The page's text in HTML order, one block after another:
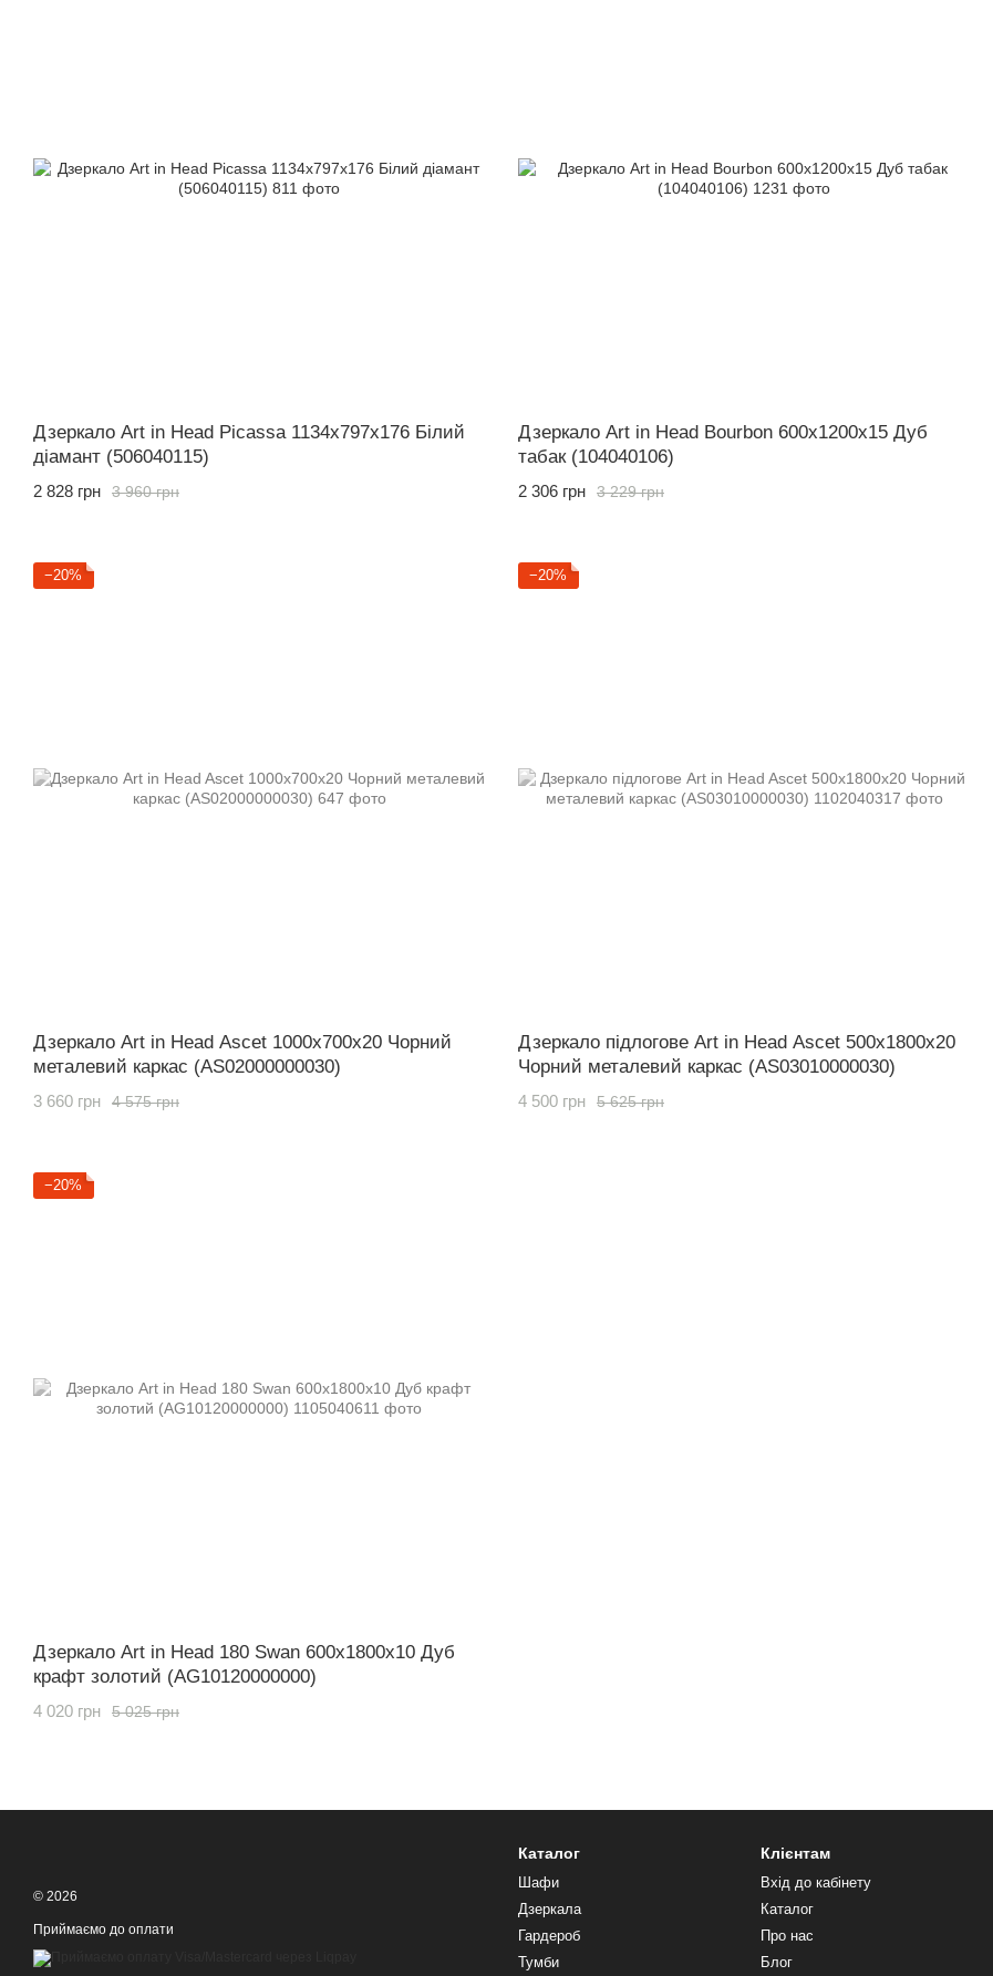
Дзеркало Art in Head Picassa 1134x797x176 Білий
діамант (506040115)
3 960 грн
2 828 грн
Дзеркало Art in Head Bourbon 600x1200x15 Дуб
табак (104040106)
3 229 грн
2 306 грн
−20%
Дзеркало Art in Head Ascet 1000x700x20 Чорний
металевий каркас (AS02000000030)
4 575 грн
3 660 грн
−20%
Дзеркало підлогове Art in Head Ascet 500x1800x20
Чорний металевий каркас (AS03010000030)
5 625 грн
4 500 грн
−20%
Дзеркало Art in Head 180 Swan 600x1800x10 Дуб
крафт золотий (AG10120000000)
5 025 грн
4 020 грн
© 2026
Приймаємо до оплати
Каталог
Шафи
Дзеркала
Гардероб
Тумби
Клієнтам
Вхід до кабінету
Каталог
Про нас
Блог